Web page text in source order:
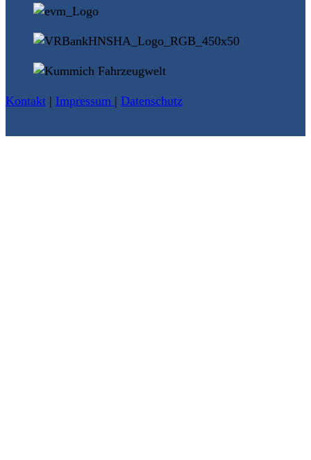
Kontakt | Impressum | Datenschutz